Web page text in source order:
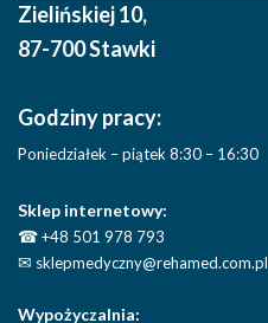
Zielińskiej 10,
87-700 Stawki
Godziny pracy:
Poniedziałek – piątek 8:30 – 16:30
Sklep internetowy:
☎+48 501 978 793
✉ sklepmedyczny@rehamed.com.pl
Wypożyczalnia: